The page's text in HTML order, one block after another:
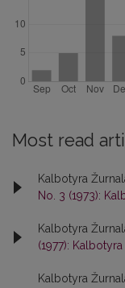
Most read
Kalbotyra
No. 3 (1973):
Kalbotyra
(1977): Kalbotyra
Kalbotyra